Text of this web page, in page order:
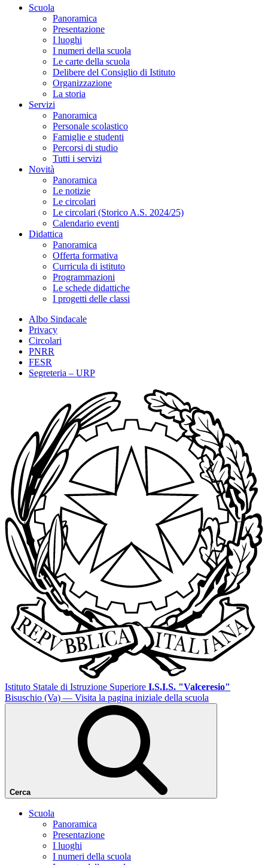
Scuola
Panoramica
Presentazione
I luoghi
I numeri della scuola
Le carte della scuola
Delibere del Consiglio di Istituto
Organizzazione
La storia
Servizi
Panoramica
Personale scolastico
Famiglie e studenti
Percorsi di studio
Tutti i servizi
Novità
Panoramica
Le notizie
Le circolari
Le circolari (Storico A.S. 2024/25)
Calendario eventi
Didattica
Panoramica
Offerta formativa
Curricula di istituto
Programmazioni
Le schede didattiche
I progetti delle classi
Albo Sindacale
Privacy
Circolari
PNRR
FESR
Segreteria – URP
Istituto Statale di Istruzione Superiore I.S.I.S. "Valceresio"
Bisuschio (Va) — Visita la pagina iniziale della scuola
Cerca
Scuola
Panoramica
Presentazione
I luoghi
I numeri della scuola